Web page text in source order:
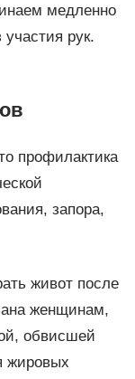
медленно
рук.
профилактика
запора,
живот после
женщинам,
обвисшей
жировых